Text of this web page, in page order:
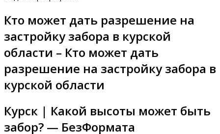
Кто может дать разрешение на
застройку забора в курской
области – Кто может дать
разрешение на застройку забора в
курской области
Курск | Какой высоты может быть
забор? — БезФормата